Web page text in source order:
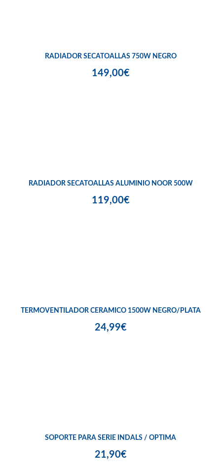
RADIADOR SECATOALLAS 750W NEGRO
149,00€
RADIADOR SECATOALLAS ALUMINIO NOOR 500W
119,00€
TERMOVENTILADOR CERAMICO 1500W NEGRO/PLATA
24,99€
SOPORTE PARA SERIE INDALS / OPTIMA
21,90€